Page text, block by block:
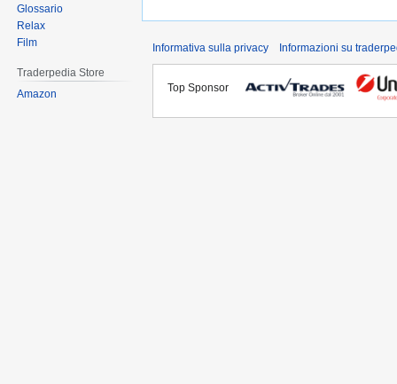
Glossario
Relax
Film
Traderpedia Store
Amazon
Informativa sulla privacy Informazioni su
Top Sponsor